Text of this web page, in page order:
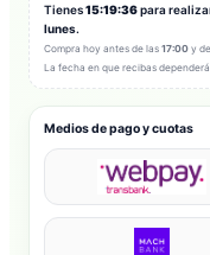
Tienes15:19:34para
lunes.
Compra hoy antes de las 17:00 y
La fecha en que recibas
Medios de pago y cuotas